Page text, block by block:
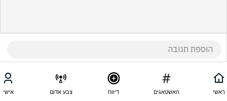
ראשי האשטאגים דיווח צבע אדום אישי